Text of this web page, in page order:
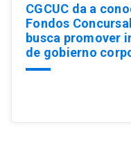
CGCUC da a
Fondos
busca promover
de gobierno